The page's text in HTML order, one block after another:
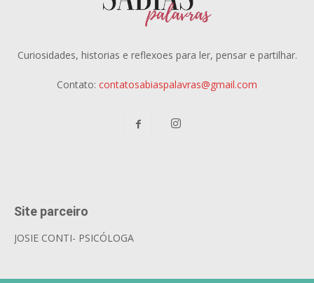
Curiosidades, historias e reflexoes para ler, pensar e partilhar.
Contato: contatosabiaspalavras@gmail.com
Site parceiro
JOSIE CONTI- PSICÓLOGA